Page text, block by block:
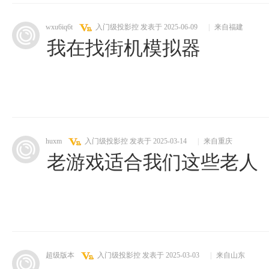
wxu6iq6t 入门级投影控 发表于 2025-06-09 来自福建
我在找街机模拟器
huxm 入门级投影控 发表于 2025-03-14 来自重庆
老游戏适合我们这些老人
超级版本 入门级投影控 发表于 2025-03-03 来自山东